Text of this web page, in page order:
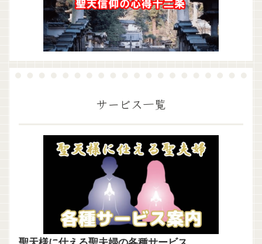
サービス一覧